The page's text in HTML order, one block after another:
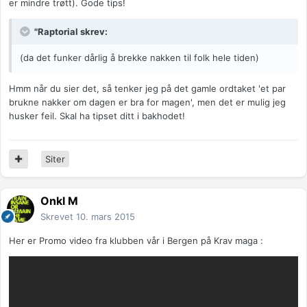
er mindre trøtt). Gode tips!
"Raptorial skrev:
(da det funker dårlig å brekke nakken til folk hele tiden)
Hmm når du sier det, så tenker jeg på det gamle ordtaket 'et par
brukne nakker om dagen er bra for magen', men det er mulig jeg
husker feil. Skal ha tipset ditt i bakhodet!
Siter
Onkl M
Skrevet 10. mars 2015
Her er Promo video fra klubben vår i Bergen på Krav maga :